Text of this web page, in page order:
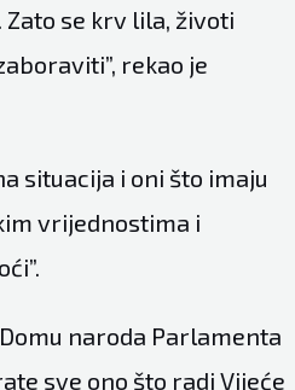
se krv lila, životi
rekao je
situacija i oni što imaju
vrijednostima i
naroda Parlamenta
sve ono što radi Vijeće